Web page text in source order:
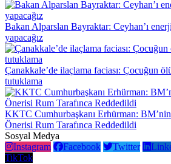
Bakan Alparslan Bayraktar: Ceyhan’ı
yapacağız
Çanakkale’de ilaçlama faciası: Çocuğun
tutuklama
KKTC Cumhurbaşkanı Erhürman:
Önerisi Rum Tarafınca Reddedildi
Sosyal Medya
Instagram
Facebook Twitter
TikTok